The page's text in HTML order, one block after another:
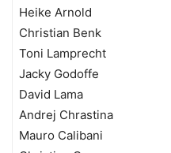
Heike Arnold
Christian Benk
Toni Lamprecht
Jacky Godoffe
David Lama
Andrej Chrastina
Mauro Calibani